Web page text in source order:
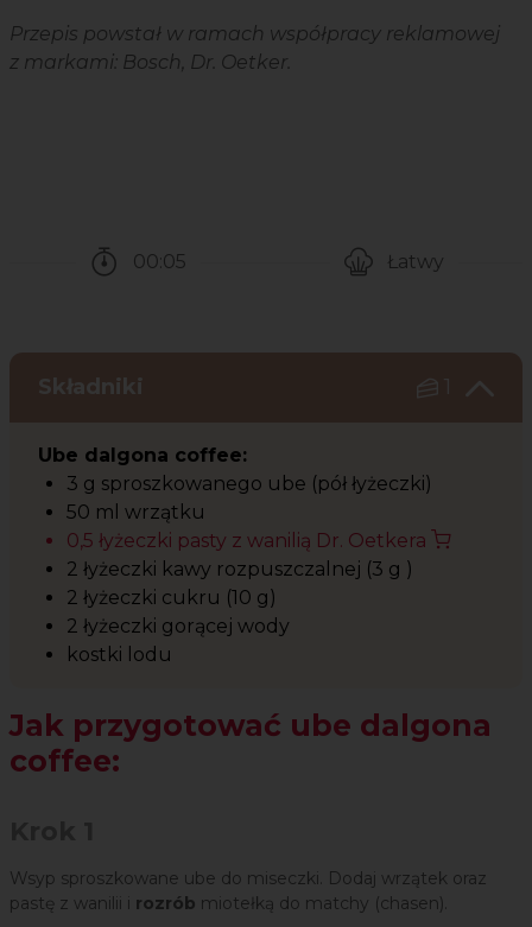
Przepis powstał w ramach współpracy reklamowej
z markami: Bosch, Dr. Oetker.
00:05
Łatwy
Składniki 1
Ube dalgona coffee:
3 g sproszkowanego ube (pół łyżeczki)
50 ml wrzątku
0,5 łyżeczki pasty z wanilią Dr. Oetkera
2 łyżeczki kawy rozpuszczalnej (3 g )
2 łyżeczki cukru (10 g)
2 łyżeczki gorącej wody
kostki lodu
Jak przygotować ube dalgona
coffee:
Wsyp sproszkowane ube do miseczki. Dodaj wrzątek oraz
pastę z wanilii i rozrób miotełką do matchy (chasen).